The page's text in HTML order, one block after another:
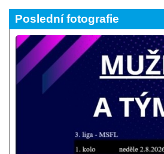
Poslední fotografie